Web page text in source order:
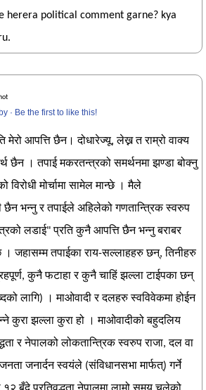
herera political comment garne? kya
· Be the first to like this!
मेरो आपत्ति छैन। दोधारेज्यू, लेख्न त राम्रो वाक्य
छैन । तपाई मकरतन्त्रको समर्थनमा झण्डा बोक्नु
विरोधी मोर्चामा सामेल मान्छे । मैले
छैन भन्नु र तपाईले अहिलेको गणतान्त्रिक स्वरुप
लडाई" प्रति कुनै आपत्ति छैन भन्नु बराबर
जहासम्म तपाईका राय-सल्लाहहरु छन्, तिनीहरु
कुनै फटाहा र कुनै चाहिं झल्ला टाईपका छन्
लागि) । माओवादी र दलहरु स्वविवेकमा होईन
कुरा झल्ला कुरा हो । माओवादीको बहुदलिय
र नेपालको लोकतान्त्रिक स्वरुप राजा, दल वा
जनार्दन स्वयंले (संविधानसभा मार्फत्) गर्ने